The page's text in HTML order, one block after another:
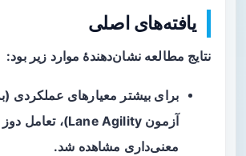
یافته‌های اصلی
نتایج مطالعه نشان‌دهندهٔ موارد زیر بود:
برای بیشتر معیارهای عملکردی
آزمون Lane Agility)، تعامل
معنی‌داری مشاهده شد.